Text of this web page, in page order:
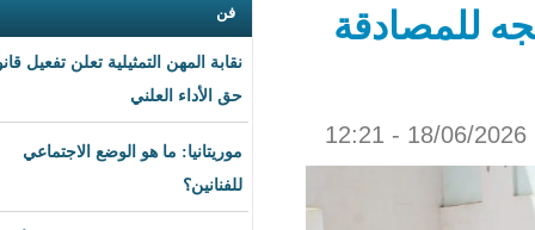
فن
نقابة المهن التمثيلية تعلن تفعيل قانون
موريتانيا: ما هو الوضع الاجتماعي